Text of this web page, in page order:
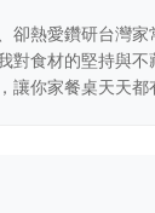
卻熱愛鑽研台灣
對食材的堅持與
讓你家餐桌天天都